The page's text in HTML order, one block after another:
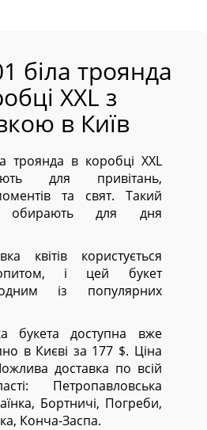
біла троянда
XXL з
в Київ
троянда в коробці XXL
для привітань,
та свят. Такий
обирають для дня
квітів користується
і цей букет
із популярних
букета доступна вже
в Києві за 177 $. Ціна
доставка по всій
Петропавловська
Бортничі, Погреби,
Конча-Заспа.